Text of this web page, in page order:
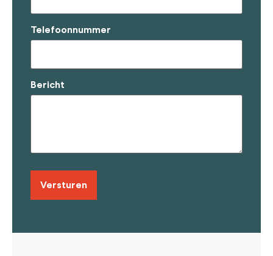
Telefoonnummer
Bericht